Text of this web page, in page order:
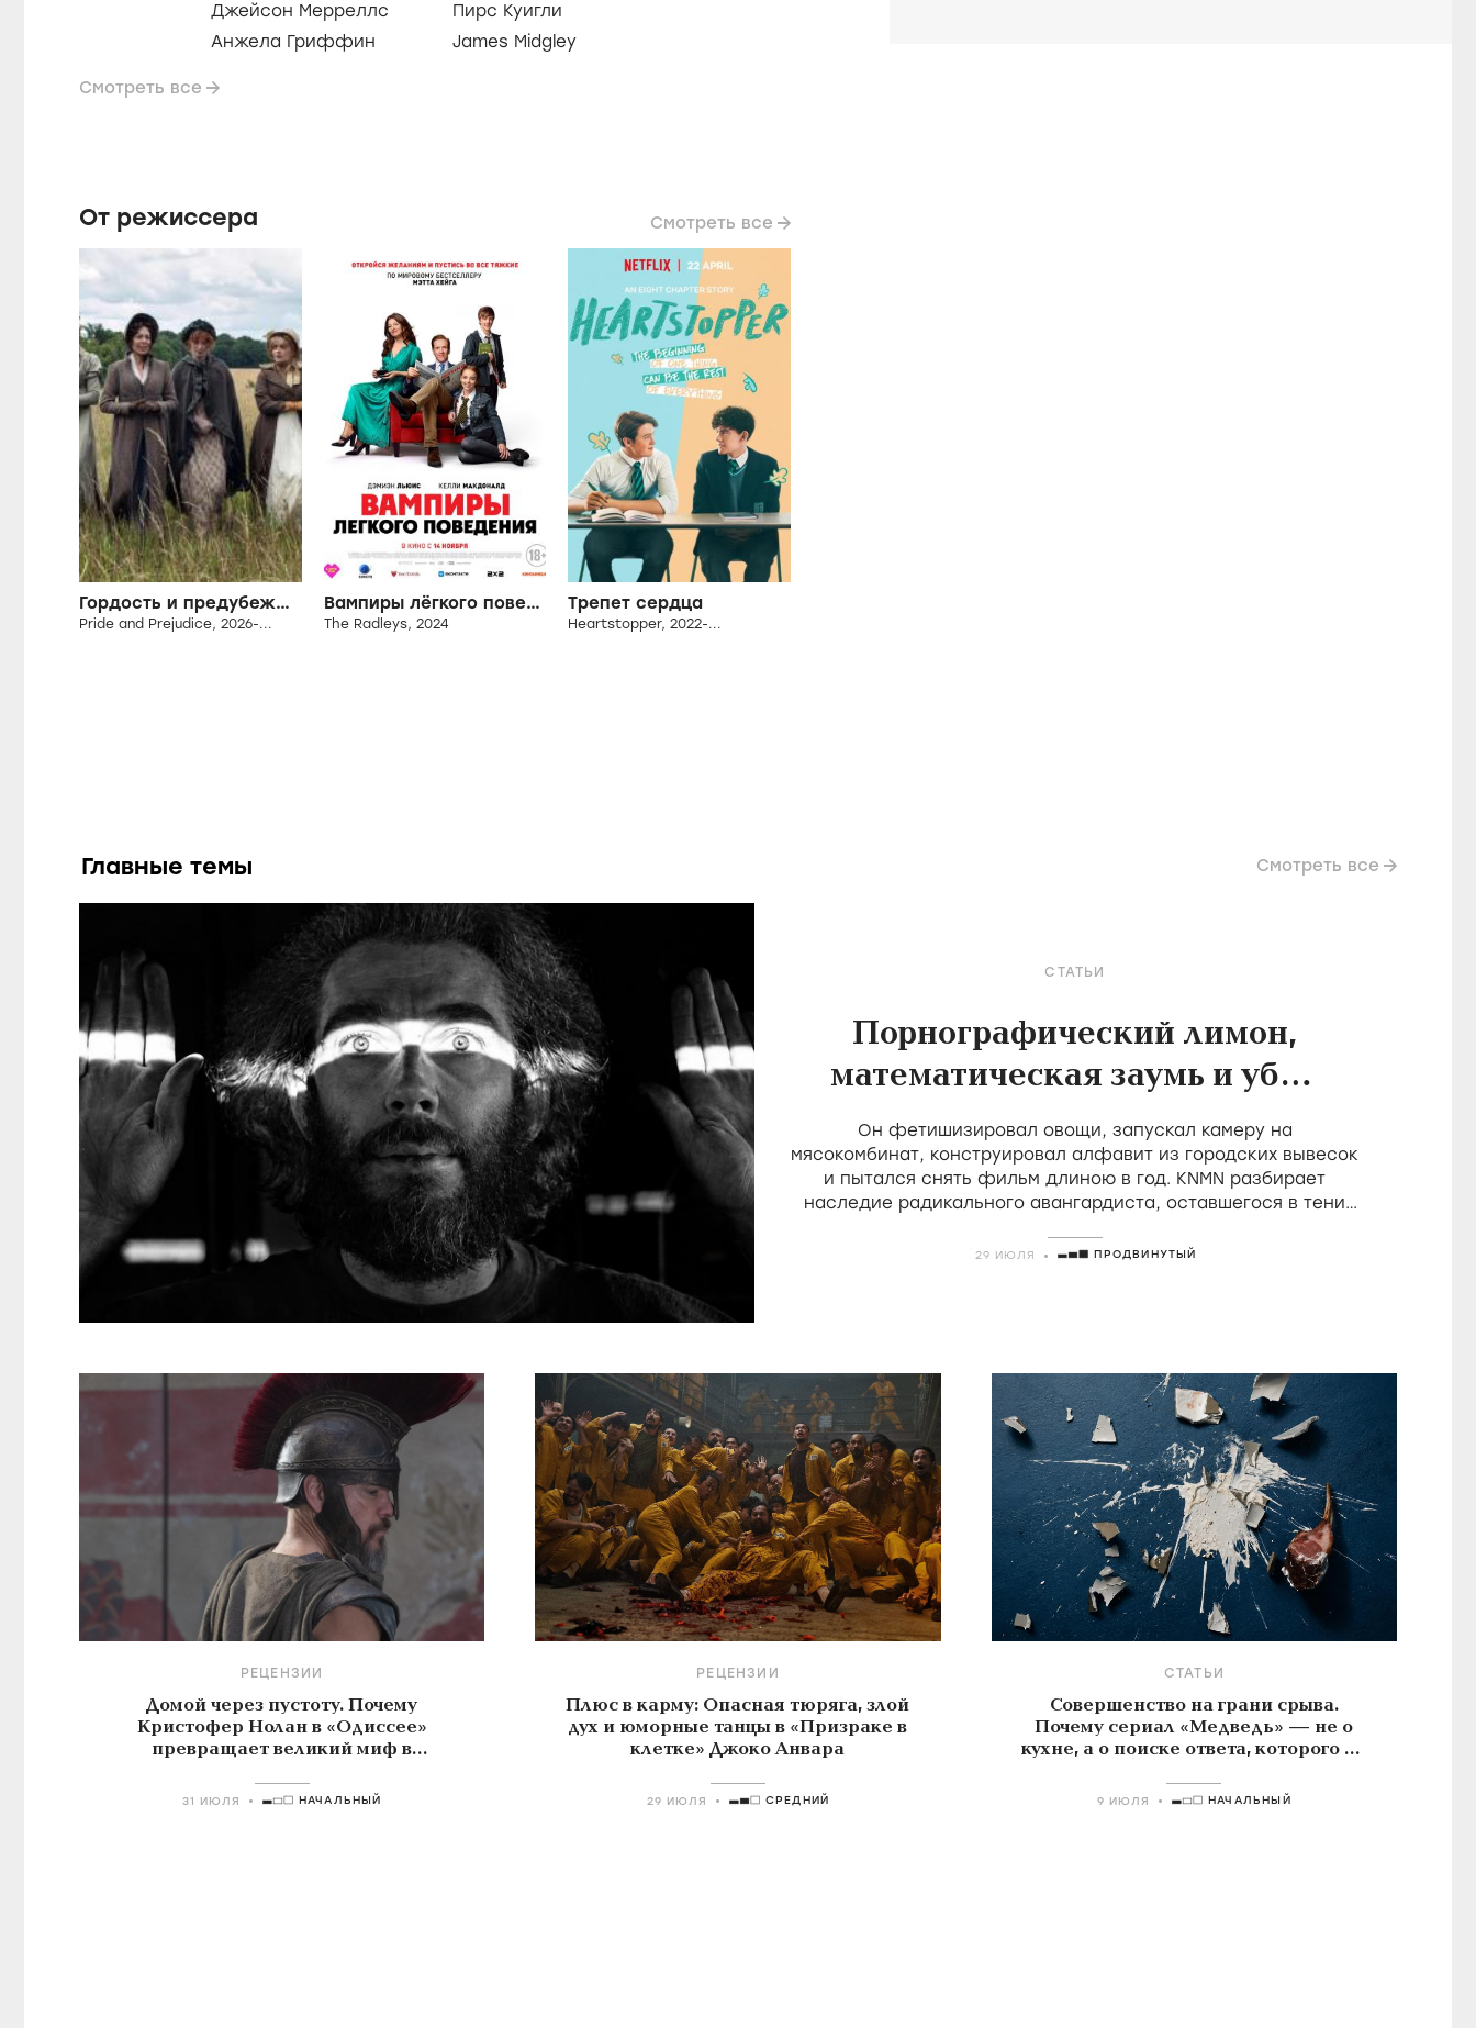
Джейсон Мерреллс
Анжела Гриффин
Пирс Куигли
James Midgley
Смотреть все
От режиссера Смотреть все
Гордость и предубеждение
Pride and Prejudice, 2026-...
Вампиры лёгкого поведения
The Radleys, 2024
Трепет сердца
Heartstopper, 2022-...
Главные темы Смотреть все
СТАТЬИ
Порнографический лимон,
математическая заумь и убой
скота в фильмах Холлиса
Фрэмптона
Он фетишизировал овощи, запускал камеру на
мясокомбинат, конструировал алфавит из городских вывесок
и пытался снять фильм длиною в год. KNMN разбирает
наследие радикального авангардиста, оставшегося в тени
29 ИЮЛЯ ПРОДВИНУТЫЙ
РЕЦЕНЗИИ
Домой через пустоту. Почему
Кристофер Нолан в «Одиссее»
превращает великий миф в
31 ИЮЛЯ НАЧАЛЬНЫЙ
РЕЦЕНЗИИ
Плюс в карму: Опасная тюряга, злой
дух и юморные танцы в «Призраке в
клетке» Джоко Анвара
29 ИЮЛЯ СРЕДНИЙ
СТАТЬИ
Совершенство на грани срыва.
Почему сериал «Медведь» — не о
кухне, а о поиске ответа, которого не
9 ИЮЛЯ НАЧАЛЬНЫЙ